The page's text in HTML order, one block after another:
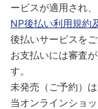
ービスが適用され
NP後払い利用規約
後払いサービスをご
お支払いには審査
す。
未発売（ご予約）
当オンラインショ